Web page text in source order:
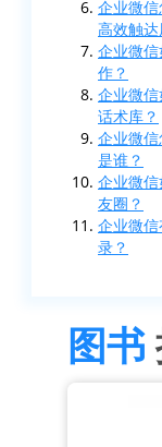
企业微
高效触达
企业微
作？
企业微
话术库？
企业微
是谁？
企业微
友圈？
企业微
录？
图书